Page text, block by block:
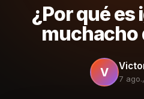
¿Por qué es
muchacho
V 7